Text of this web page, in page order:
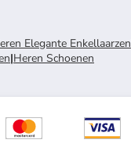
Elegante Enkellaarzen
|Heren Schoenen